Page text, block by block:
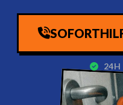
24H